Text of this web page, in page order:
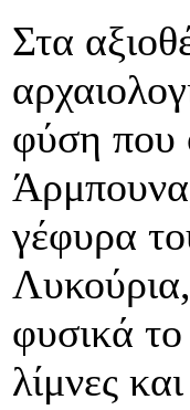
Στα
φύση που
γέφυρα
φυσικά
λίμνες